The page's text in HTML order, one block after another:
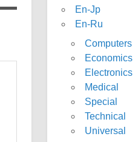
En-Jp
En-Ru
Computers
Economics
Electronics
Medical
Special
Technical
Universal